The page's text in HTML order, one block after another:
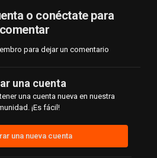
o conéctate para
comentar
para dejar un comentario
una cuenta
una cuenta nueva en nuestra
¡Es fácil!
una nueva cuenta